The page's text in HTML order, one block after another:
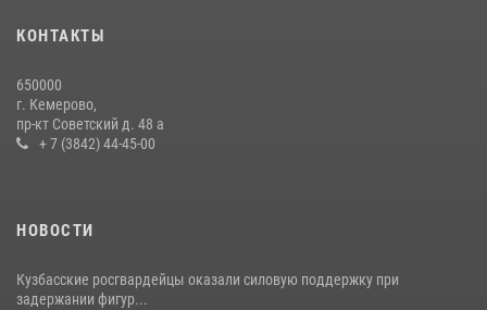
КОНТАКТЫ
650000
г. Кемерово,
пр-кт Советский д. 48 а
+ 7 (3842) 44-45-00
НОВОСТИ
Кузбасские росгвардейцы оказали силовую поддержку при
задержании фигур...